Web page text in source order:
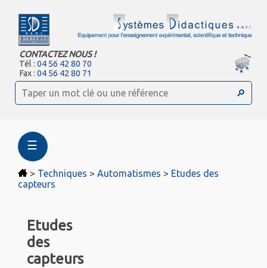
CONTACTEZ NOUS !
Tél :04 56 42 80 70
Fax :04 56 42 80 71
☰
> Techniques > Automatismes > Etudes des
capteurs
Etudes
des
capteurs